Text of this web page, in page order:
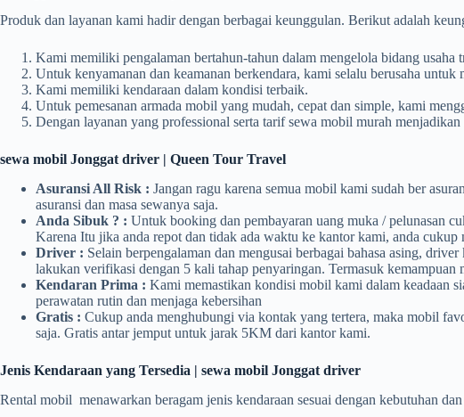
Produk dan layanan kami hadir dengan berbagai keunggulan. Berikut adalah
Kami memiliki pengalaman bertahun-tahun dalam mengelola bidang usaha
Untuk kenyamanan dan keamanan berkendara, kami selalu berusaha
Kami memiliki kendaraan dalam kondisi terbaik.
Untuk pemesanan armada mobil yang mudah, cepat dan simple, kami
Dengan layanan yang professional serta tarif sewa mobil murah
sewa mobil Jonggat driver | Queen Tour Travel
Asuransi All Risk : Jangan ragu karena semua mobil kami sudah ber
asuransi dan masa sewanya saja.
Anda Sibuk ? : Untuk booking dan pembayaran uang muka / pelunasan
Karena Itu jika anda repot dan tidak ada waktu ke kantor kami, anda
Driver : Selain berpengalaman dan mengusai berbagai bahasa asing,
lakukan verifikasi dengan 5 kali tahap penyaringan. Termasuk
Kendaran Prima : Kami memastikan kondisi mobil kami dalam keadaan
perawatan rutin dan menjaga kebersihan
Gratis : Cukup anda menghubungi via kontak yang tertera, maka mobil
saja. Gratis antar jemput untuk jarak 5KM dari kantor kami.
Jenis Kendaraan yang Tersedia | sewa mobil Jonggat driver
Rental mobil menawarkan beragam jenis kendaraan sesuai dengan kebutuhan